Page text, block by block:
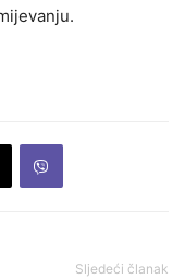
Sljedeći članak